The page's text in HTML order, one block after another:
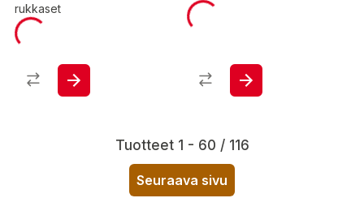
rukkaset
Tuotteet 1 - 60 / 116
Seuraava sivu